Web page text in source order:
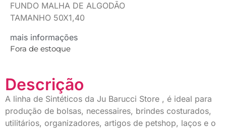
FUNDO MALHA DE ALGODÃO
TAMANHO 50X1,40
mais informações
Fora de estoque
Descrição
A linha de Sintéticos da Ju Barucci Store , é ideal para
produção de bolsas, necessaires, brindes costurados,
utilitários, organizadores, artigos de petshop, laços e o